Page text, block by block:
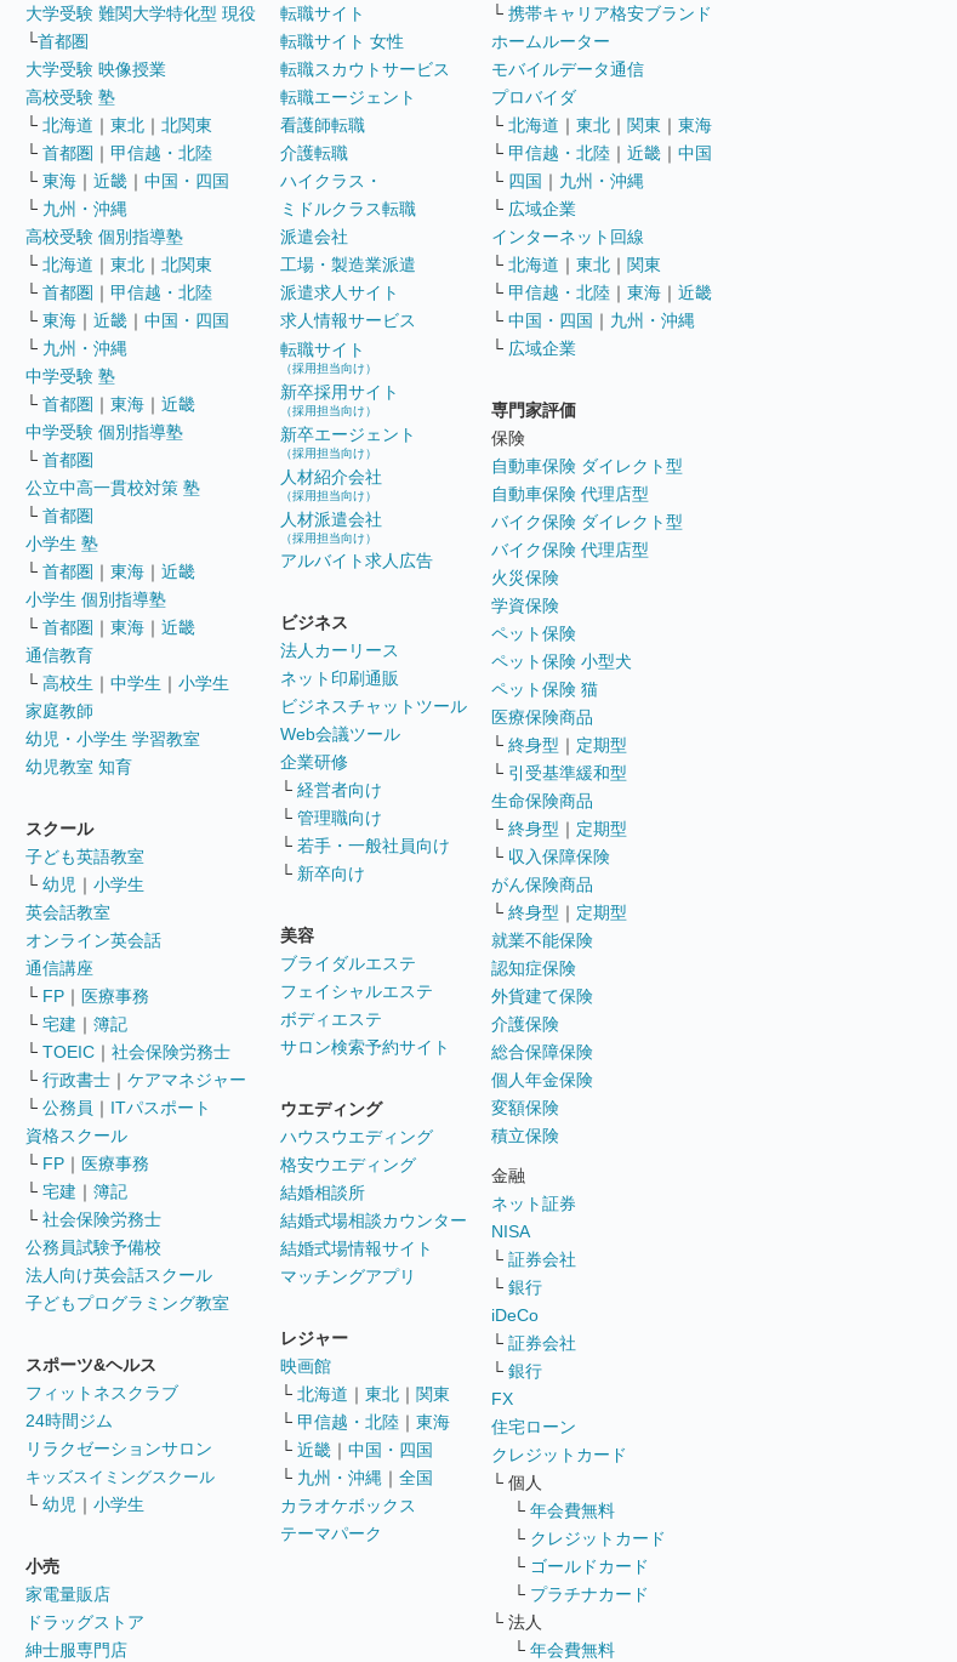
大学受験 難関大学特化型 現役
└首都圏
大学受験 映像授業
高校受験 塾
└ 北海道 ｜ 東北 ｜ 北関東
└ 首都圏 ｜ 甲信越・北陸
└ 東海 ｜ 近畿 ｜ 中国・四国
└ 九州・沖縄
高校受験 個別指導塾
└ 北海道 ｜ 東北 ｜ 北関東
└ 首都圏 ｜ 甲信越・北陸
└ 東海 ｜ 近畿 ｜ 中国・四国
└ 九州・沖縄
中学受験 塾
└ 首都圏 ｜ 東海 ｜ 近畿
中学受験 個別指導塾
└ 首都圏
公立中高一貫校対策 塾
└ 首都圏
小学生 塾
└ 首都圏 ｜ 東海 ｜ 近畿
小学生 個別指導塾
└ 首都圏 ｜ 東海 ｜ 近畿
通信教育
└ 高校生 ｜ 中学生 ｜ 小学生
家庭教師
幼児・小学生 学習教室
幼児教室 知育
スクール
子ども英語教室
└ 幼児 ｜ 小学生
英会話教室
オンライン英会話
通信講座
└ FP ｜ 医療事務
└ 宅建 ｜ 簿記
└ TOEIC ｜ 社会保険労務士
└ 行政書士 ｜ ケアマネジャー
└ 公務員 ｜ ITパスポート
資格スクール
└ FP ｜ 医療事務
└ 宅建 ｜ 簿記
└ 社会保険労務士
公務員試験予備校
法人向け英会話スクール
子どもプログラミング教室
スポーツ&ヘルス
フィットネスクラブ
24時間ジム
リラクゼーションサロン
キッズスイミングスクール
└ 幼児 ｜ 小学生
小売
家電量販店
ドラッグストア
紳士服専門店
転職サイト
転職サイト 女性
転職スカウトサービス
転職エージェント
看護師転職
介護転職
ハイクラス・
ミドルクラス転職
派遣会社
工場・製造業派遣
派遣求人サイト
求人情報サービス
転職サイト
（採用担当向け）
新卒採用サイト
（採用担当向け）
新卒エージェント
（採用担当向け）
人材紹介会社
（採用担当向け）
人材派遣会社
（採用担当向け）
アルバイト求人広告
ビジネス
法人カーリース
ネット印刷通販
ビジネスチャットツール
Web会議ツール
企業研修
└ 経営者向け
└ 管理職向け
└ 若手・一般社員向け
└ 新卒向け
美容
ブライダルエステ
フェイシャルエステ
ボディエステ
サロン検索予約サイト
ウエディング
ハウスウエディング
格安ウエディング
結婚相談所
結婚式場相談カウンター
結婚式場情報サイト
マッチングアプリ
レジャー
映画館
└ 北海道 ｜ 東北 ｜ 関東
└ 甲信越・北陸 ｜ 東海
└ 近畿 ｜ 中国・四国
└ 九州・沖縄 ｜ 全国
カラオケボックス
テーマパーク
└ 携帯キャリア格安ブランド
ホームルーター
モバイルデータ通信
プロバイダ
└ 北海道 ｜ 東北 ｜ 関東 ｜ 東海
└ 甲信越・北陸 ｜ 近畿 ｜ 中国
└ 四国 ｜ 九州・沖縄
└ 広域企業
インターネット回線
└ 北海道 ｜ 東北 ｜ 関東
└ 甲信越・北陸 ｜ 東海 ｜ 近畿
└ 中国・四国 ｜ 九州・沖縄
└ 広域企業
専門家評価
保険
自動車保険 ダイレクト型
自動車保険 代理店型
バイク保険 ダイレクト型
バイク保険 代理店型
火災保険
学資保険
ペット保険
ペット保険 小型犬
ペット保険 猫
医療保険商品
└ 終身型 ｜ 定期型
└ 引受基準緩和型
生命保険商品
└ 終身型 ｜ 定期型
└ 収入保障保険
がん保険商品
└ 終身型 ｜ 定期型
就業不能保険
認知症保険
外貨建て保険
介護保険
総合保障保険
個人年金保険
変額保険
積立保険
金融
ネット証券
NISA
└ 証券会社
└ 銀行
iDeCo
└ 証券会社
└ 銀行
FX
住宅ローン
クレジットカード
└ 個人
└ 年会費無料
└ クレジットカード
└ ゴールドカード
└ プラチナカード
└ 法人
└ 年会費無料